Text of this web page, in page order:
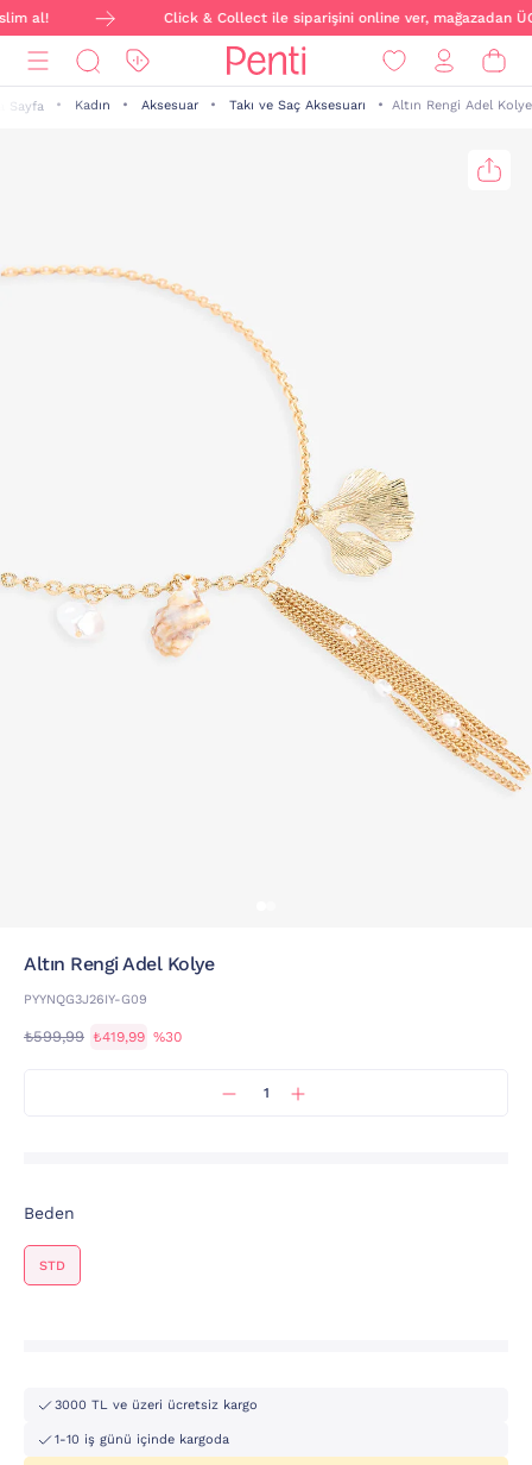
al! Click & Collect ile siparişini online ver, mağazadan
Sayfa Kadın Aksesuar Takı ve Saç Aksesuarı Altın Rengi Adel Kolye
Altın Rengi Adel Kolye
PYYNQG3J26IY-G09
₺599,99 ₺419,99 %30
Beden
STD
3000 TL ve üzeri ücretsiz kargo
1-10 iş günü içinde kargoda